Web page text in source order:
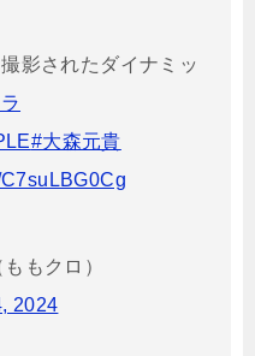
影されたダイナミッ
#大森元貴
もクロ）
2024